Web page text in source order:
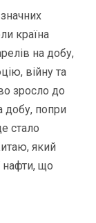
країна
на добу,
війну та
зросло до
добу, попри
стало
який
нафти, що